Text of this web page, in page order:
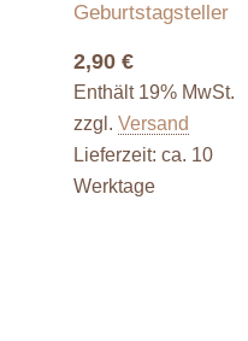
Geburtstagsteller
2,90 €
Enthält 19% MwSt.
zzgl. Versand
Lieferzeit: ca. 10
Werktage